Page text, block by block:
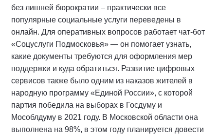
без лишней бюрократии – практически все
популярные социальные услуги переведены в
онлайн. Для оперативных вопросов работает чат-бот
«Соцуслуги Подмосковья» — он помогает узнать,
какие документы требуются для оформления мер
поддержки и куда обратиться. Развитие цифровых
сервисов также было одним из наказов жителей в
народную программу «Единой России», с которой
партия победила на выборах в Госдуму и
Мособлдуму в 2021 году. В Московской области она
выполнена на 98%, в этом году планируется довести